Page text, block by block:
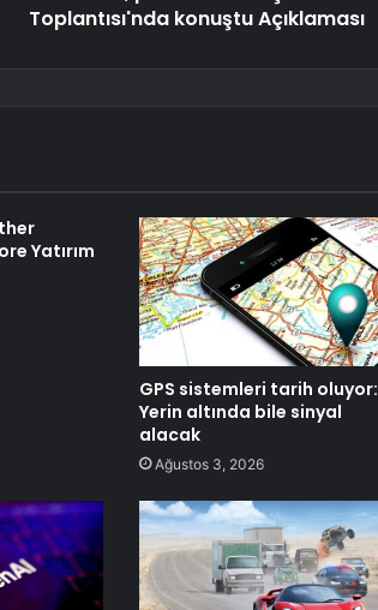
Toplantısı'nda konuştu Açıklaması
Yatırım
GPS sistemleri tarih oluyor:
Yerin altında bile sinyal
alacak
Ağustos 3, 2026